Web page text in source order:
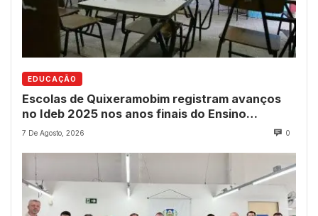
EDUCAÇÃO
Escolas de Quixeramobim registram avanços
no Ideb 2025 nos anos finais do Ensino
Fundamental
7 De Agosto, 2026 0